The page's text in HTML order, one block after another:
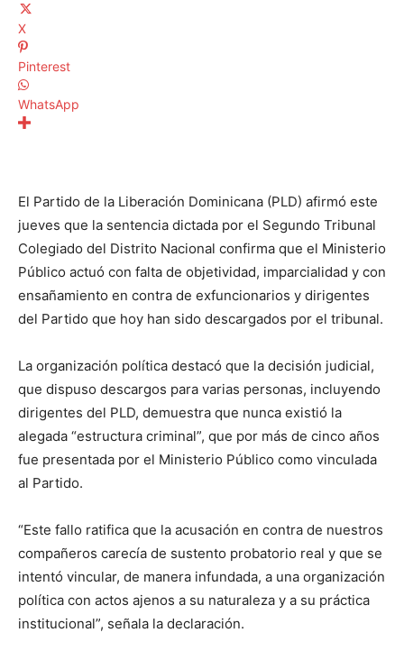
X
Pinterest
WhatsApp
El Partido de la Liberación Dominicana (PLD) afirmó este
jueves que la sentencia dictada por el Segundo Tribunal
Colegiado del Distrito Nacional confirma que el Ministerio
Público actuó con falta de objetividad, imparcialidad y con
ensañamiento en contra de exfuncionarios y dirigentes
del Partido que hoy han sido descargados por el tribunal.
La organización política destacó que la decisión judicial,
que dispuso descargos para varias personas, incluyendo
dirigentes del PLD, demuestra que nunca existió la
alegada “estructura criminal”, que por más de cinco años
fue presentada por el Ministerio Público como vinculada
al Partido.
“Este fallo ratifica que la acusación en contra de nuestros
compañeros carecía de sustento probatorio real y que se
intentó vincular, de manera infundada, a una organización
política con actos ajenos a su naturaleza y a su práctica
institucional”, señala la declaración.